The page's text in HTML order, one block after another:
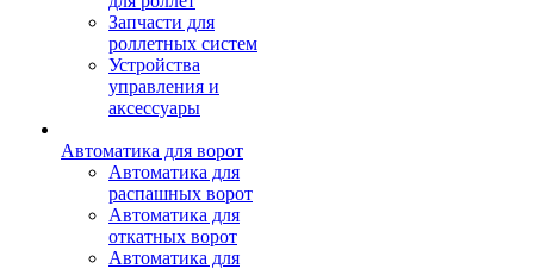
Запчасти для
роллетных систем
Устройства
управления и
аксессуары
Автоматика для ворот
Автоматика для
распашных ворот
Автоматика для
откатных ворот
Автоматика для